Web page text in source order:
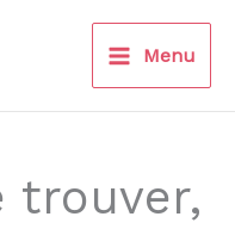
Menu
trouver,